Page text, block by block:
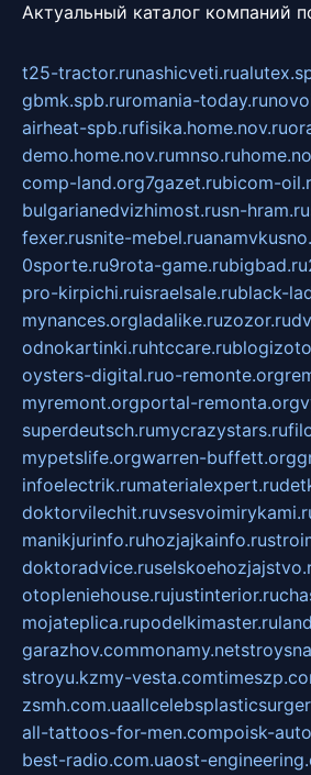
Актуальный каталог компаний
t25-tractor.runashicveti.ru
gbmk.spb.ruromania-today.ru
airheat-spb.rufisika.home.nov.ru
demo.home.nov.rumnso.ru
comp-land.org7gazet.rubicom-
bulgarianedvizhimost.rusn-hram.ru
fexer.rusnite-mebel.ru
0sporte.ru9rota-game.rubigbad.ru
pro-kirpichi.ruisraelsale.rublack-
mynances.orgladalike.ruzozor.ru
odnokartinki.ruhtccare.ru
oysters-digital.ruo-remonte.org
myremont.orgportal-remonta.org
superdeutsch.rumycrazystars.ru
mypetslife.orgwarren-buffett.org
infoelectrik.rumaterialexpert.ru
doktorvilechit.ru
manikjurinfo.ruhozjajkainfo.ru
doktoradvice.ru
otopleniehouse.rujustinterior.ru
mojateplica.rupodelkimaster.ru
garazhov.commonamy.net
stroyu.kzmy-vesta.com
zsmh.com.ua
all-tattoos-for-men.compoisk-
best-radio.com.uaost-